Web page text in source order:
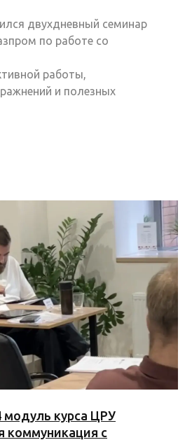
двухдневный семинар
по работе со
работы,
и полезных
модуль курса ЦРУ
коммуникация с